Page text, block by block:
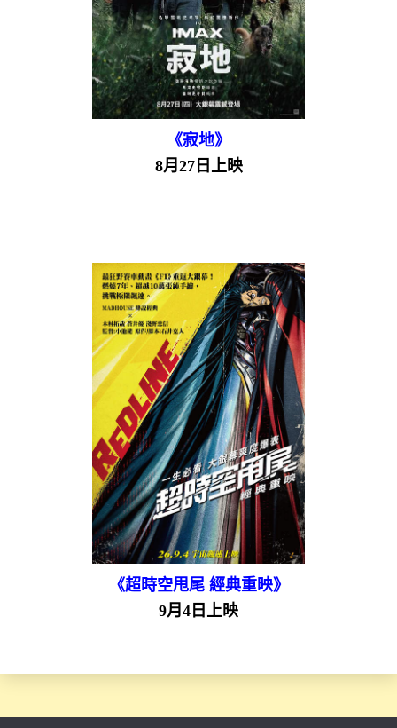
《寂地》
8月27日上映
《超時空甩尾 經典重映》
9月4日上映